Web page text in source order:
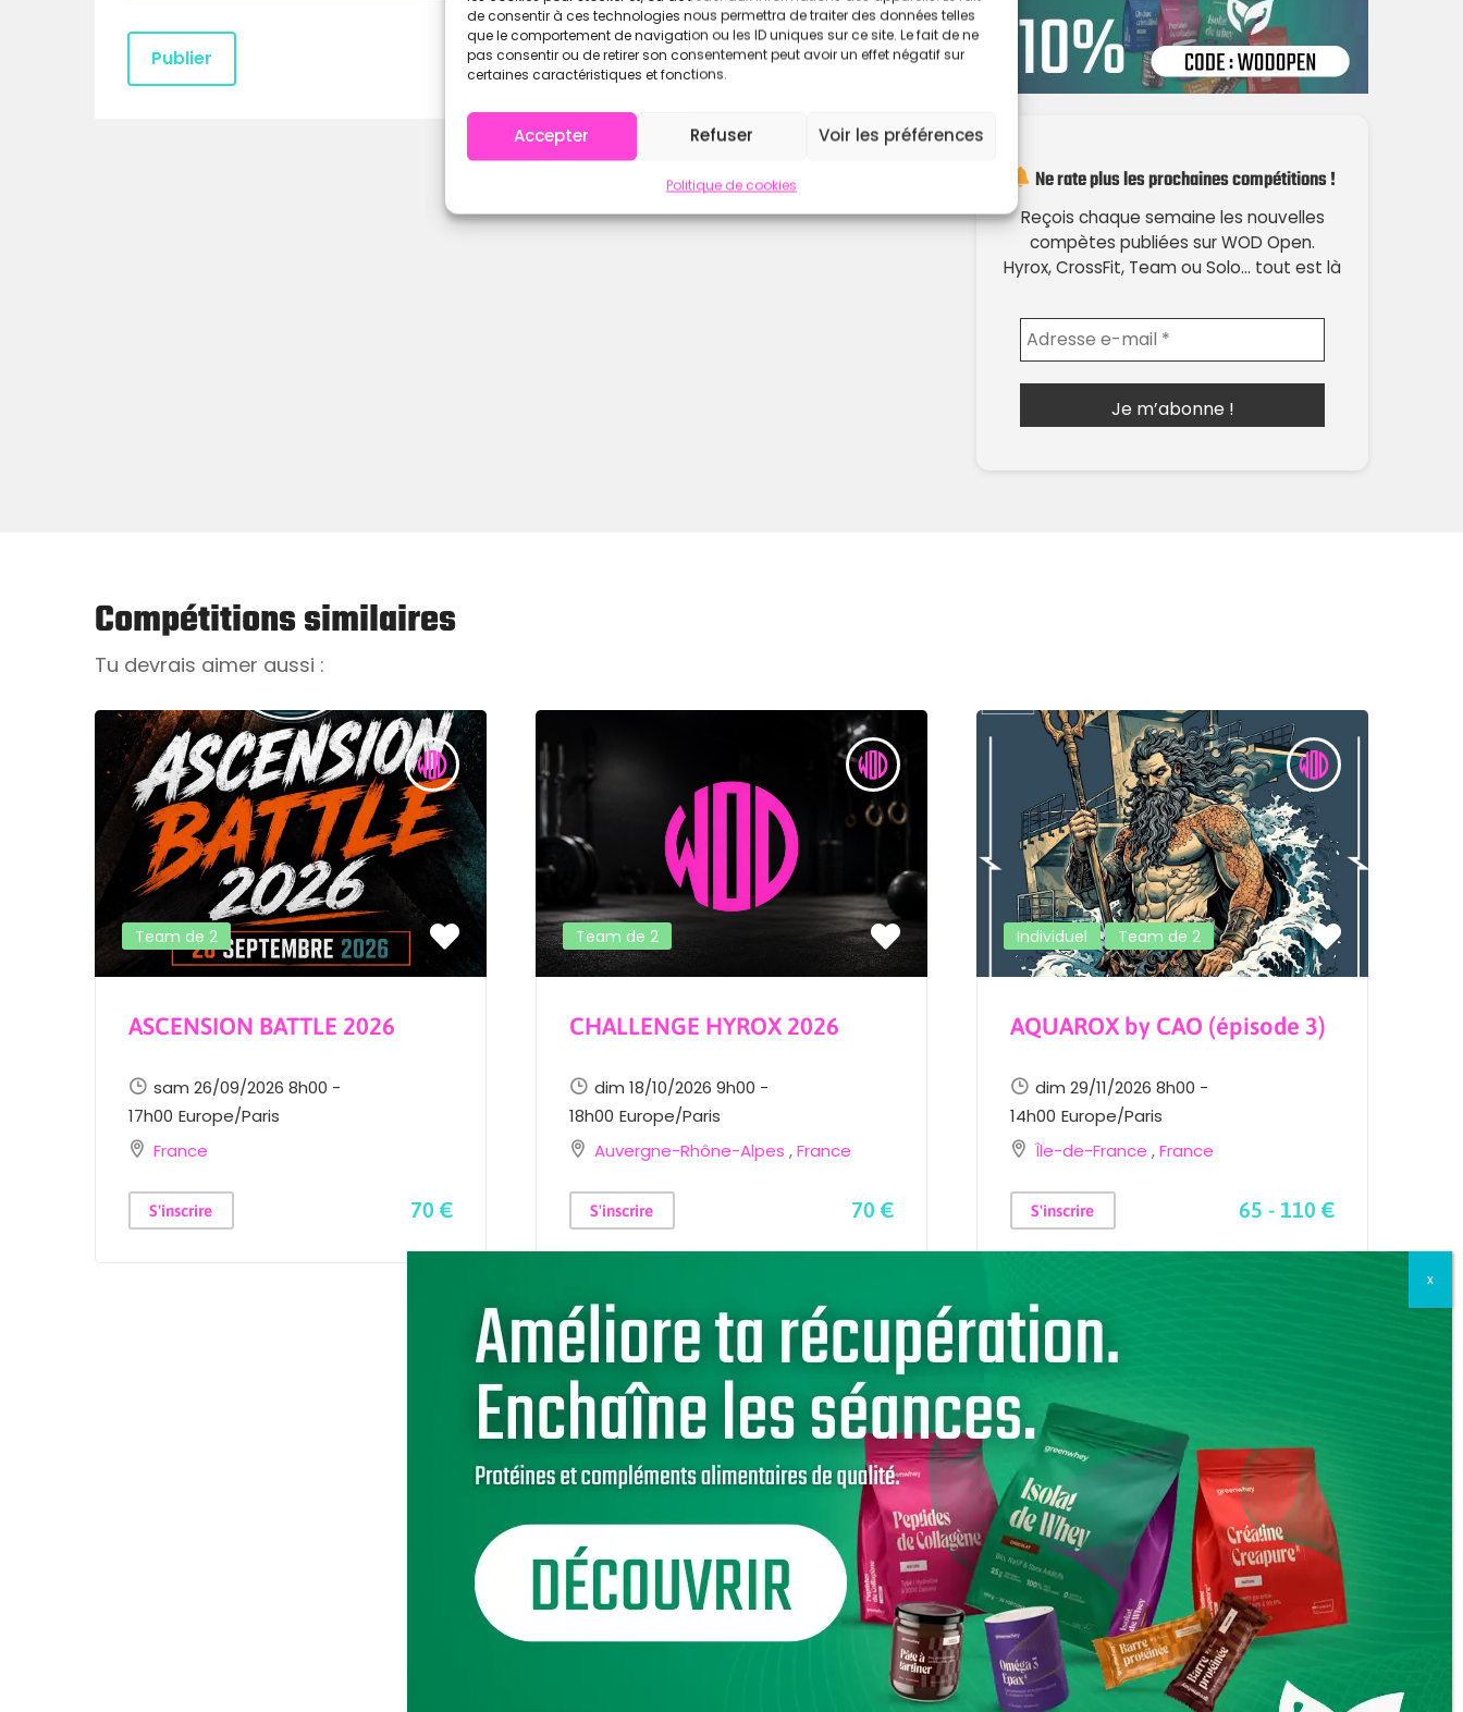
de consentir à ces technologies nous permettra de traiter des données telles
que le comportement de navigation ou les ID uniques sur ce site. Le fait de ne
pas consentir ou de retirer son consentement peut avoir un effet négatif sur
certaines caractéristiques et fonctions.
Accepter Refuser Voir les préférences
Politique de cookies Ne rate plus les prochaines compétitions !
Reçois chaque semaine les nouvelles
compètes publiées sur WOD Open.
Hyrox, CrossFit, Team ou Solo… tout est là
Compétitions similaires
Tu devrais aimer aussi :
Team de 2
ASCENSION BATTLE 2026
sam 26/09/2026 8h00 -
17h00 Europe/Paris
France
S'inscrire 70 €
Team de 2
CHALLENGE HYROX 2026
dim 18/10/2026 9h00 -
18h00 Europe/Paris
Auvergne-Rhône-Alpes ,France
S'inscrire 70 €
Individuel Team de 2
AQUAROX by CAO (épisode 3)
dim 29/11/2026 8h00 -
14h00 Europe/Paris
Île-de-France ,France
S'inscrire 65 - 110 €